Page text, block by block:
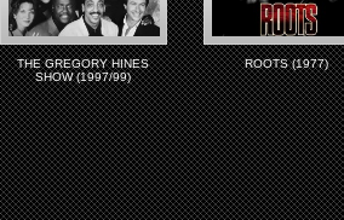
THE GREGORY HINES
SHOW (1997/99)
ROOTS (1977)